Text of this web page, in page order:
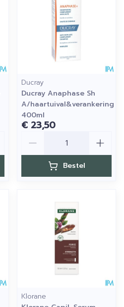
Ducray
Ducray Anaphase Sh
A/haartuival&verankering
400ml
€ 23,50
Bestel
Klorane